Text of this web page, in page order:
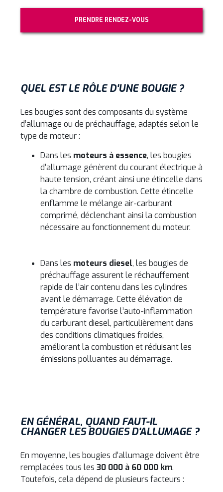
PRENDRE RENDEZ-VOUS
QUEL EST LE RÔLE D'UNE BOUGIE ?
Les bougies sont des composants du système
d’allumage ou de préchauffage, adaptés selon le
type de moteur :
Dans les moteurs à essence, les bougies
d’allumage génèrent du courant électrique à
haute tension, créant ainsi une étincelle dans
la chambre de combustion. Cette étincelle
enflamme le mélange air-carburant
comprimé, déclenchant ainsi la combustion
nécessaire au fonctionnement du moteur.
Dans les moteurs diesel, les bougies de
préchauffage assurent le réchauffement
rapide de l’air contenu dans les cylindres
avant le démarrage. Cette élévation de
température favorise l’auto-inflammation
du carburant diesel, particulièrement dans
des conditions climatiques froides,
améliorant la combustion et réduisant les
émissions polluantes au démarrage.
EN GÉNÉRAL, QUAND FAUT-IL
CHANGER LES BOUGIES D'ALLUMAGE ?
En moyenne, les bougies d’allumage doivent être
remplacées tous les 30 000 à 60 000 km.
Toutefois, cela dépend de plusieurs facteurs :